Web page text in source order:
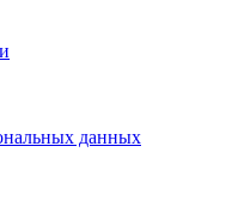
данных